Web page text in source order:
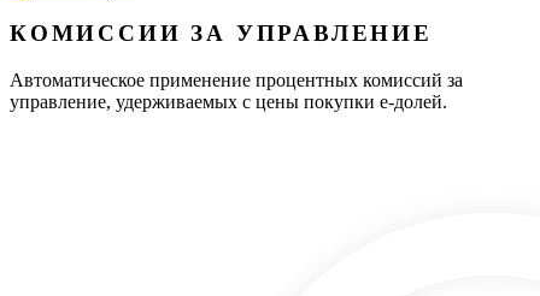
КОМИССИИ ЗА УПРАВЛЕНИЕ
Автоматическое применение процентных комиссий за
управление, удерживаемых с цены покупки e-долей.